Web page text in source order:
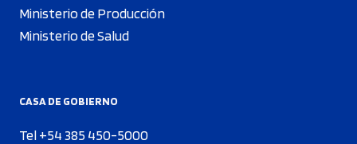
Ministerio de Producción
Ministerio de Salud
CASA DE GOBIERNO
Tel +54 385 450-5000